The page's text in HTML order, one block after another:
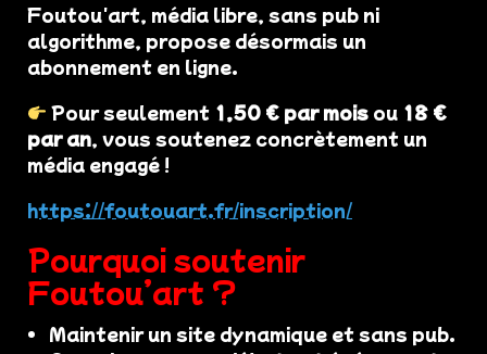
Foutou'art, média libre, sans pub ni
algorithme, propose désormais un
abonnement en ligne.
Pour seulement 1,50 € par mois ou 18 €
par an, vous soutenez concrètement un
média engagé !
https://foutouart.fr/inscription/
Pourquoi soutenir
Foutou’art ?
Maintenir un site dynamique et sans pub.